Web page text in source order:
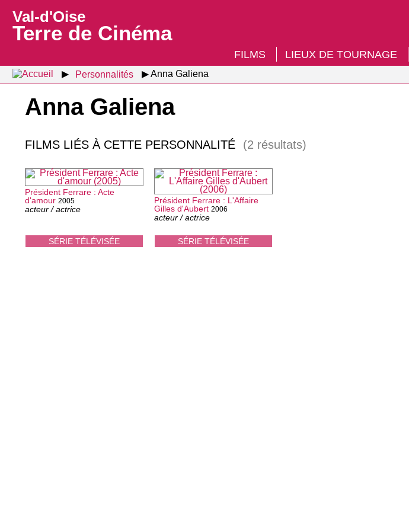
Val-d'Oise
Terre de Cinéma
FILMS LIEUX DE TOURNAGE
Personnalités Anna Galiena
Anna Galiena
FILMS LIÉS À CETTE PERSONNALITÉ (2 résultats)
SÉRIE TÉLÉVISÉE
Président Ferrare : Acte
d'amour 2005
acteur / actrice
SÉRIE TÉLÉVISÉE
Président Ferrare : L'Affaire
Gilles d'Aubert 2006
acteur / actrice